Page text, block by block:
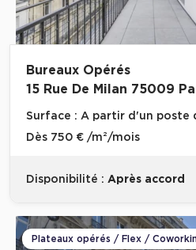
Bureaux Opérés
15 Rue De Milan 75009
Surface : A partir d'un poste
Dès 750 € /m²/mois
Disponibilité : Après accord
Plateaux opérés / Flex /